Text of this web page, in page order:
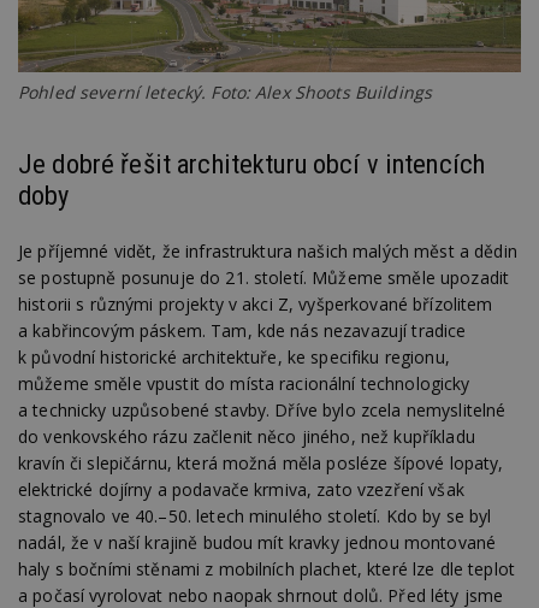
Pohled severní letecký. Foto: Alex Shoots Buildings
Je dobré řešit architekturu obcí v intencích
doby
Je příjemné vidět, že infrastruktura našich malých měst a dědin
se postupně posunuje do 21. století. Můžeme směle upozadit
historii s různými projekty v akci Z, vyšperkované břízolitem
a kabřincovým páskem. Tam, kde nás nezavazují tradice
k původní historické architektuře, ke specifiku regionu,
můžeme směle vpustit do místa racionální technologicky
a technicky uzpůsobené stavby. Dříve bylo zcela nemyslitelné
do venkovského rázu začlenit něco jiného, než kupříkladu
kravín či slepičárnu, která možná měla posléze šípové lopaty,
elektrické dojírny a podavače krmiva, zato vzezření však
stagnovalo ve 40.–50. letech minulého století. Kdo by se byl
nadál, že v naší krajině budou mít kravky jednou montované
haly s bočními stěnami z mobilních plachet, které lze dle teplot
a počasí vyrolovat nebo naopak shrnout dolů. Před léty jsme